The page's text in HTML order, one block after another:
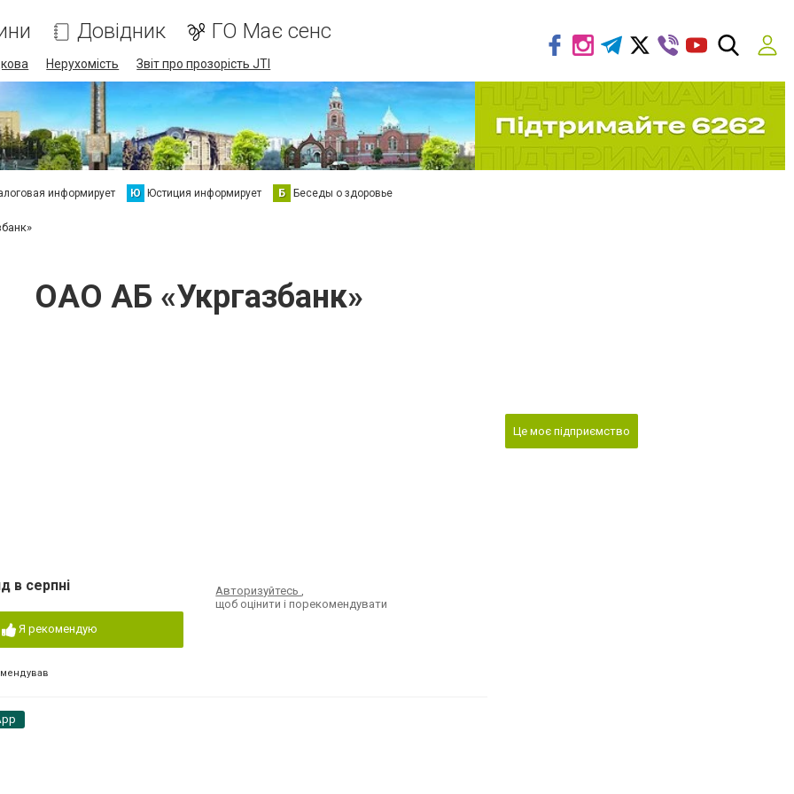
Довідник ГО Має сенс
Нерухомість Звіт про прозорість JTI
информирует Ю Юстиция информирует Б Беседы о здоровье
ОАО АБ «Укргазбанк»
в серпні
Я рекомендую
Авторизуйтесь,
щоб оцінити і порекомендувати
Це моє підприємство